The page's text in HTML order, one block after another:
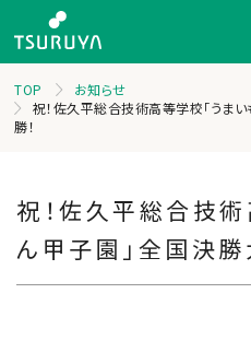
TOP
お知らせ
祝！佐久平総合技術高等学校「うま
勝！
祝！佐久平総合技術
ん甲子園」全国決